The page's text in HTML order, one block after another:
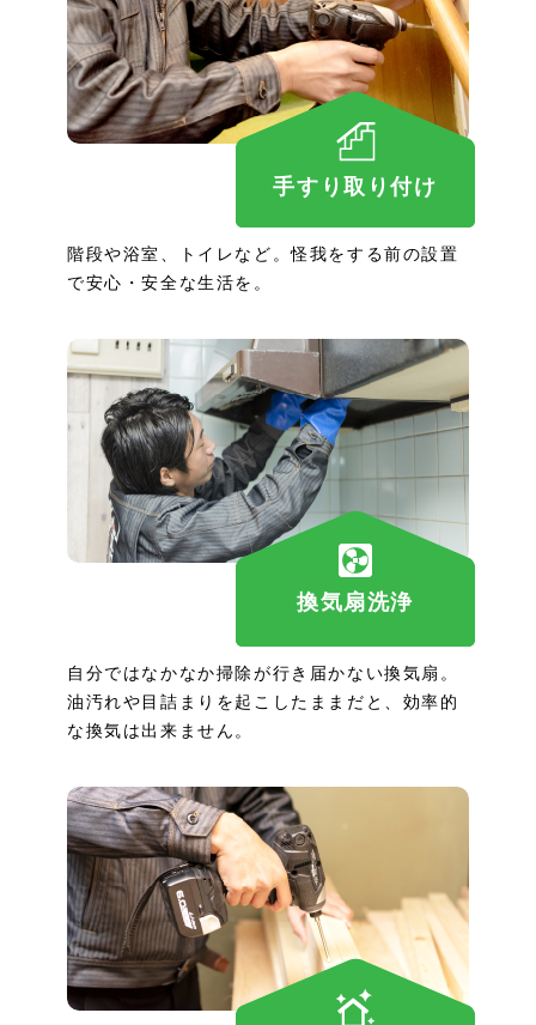
手すり取り付け
階段や浴室、トイレなど。怪我をする前の設置
で安心・安全な生活を。
換気扇洗浄
自分ではなかなか掃除が行き届かない換気扇。
油汚れや目詰まりを起こしたままだと、効率的
な換気は出来ません。